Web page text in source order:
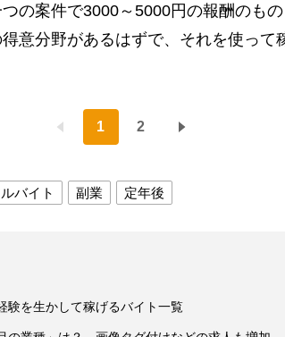
の案件で3000～5000円の報酬のもの
意分野があるはずで、それを使って
1 2
バイト 副業 定年後
験を生かして稼げるバイト一覧